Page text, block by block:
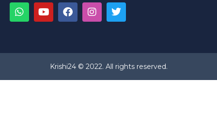
Krishi24 © 2022. All rights reserved.